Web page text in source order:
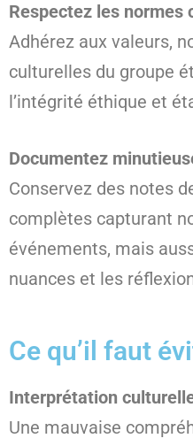
Respectez les normes
Adhérez aux valeurs,
culturelles du groupe
l’intégrité éthique et
Documentez
Conservez des notes
complètes capturant
événements, mais
nuances et les
Ce qu’il faut
Interprétation
Une mauvaise